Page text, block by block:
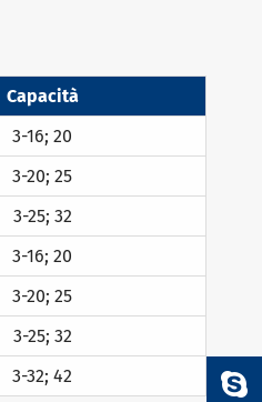
Capacità
3-16; 20
3-20; 25
3-25; 32
3-16; 20
3-20; 25
3-25; 32
3-32; 42